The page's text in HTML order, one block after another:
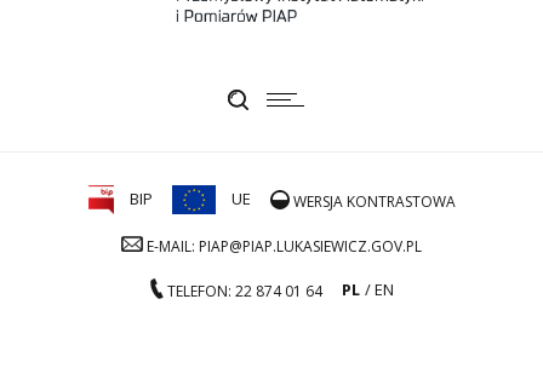
BIP UE WERSJA KONTRASTOWA
E-MAIL: PIAP@PIAP.LUKASIEWICZ.GOV.PL
TELEFON: 22 874 01 64 PL EN